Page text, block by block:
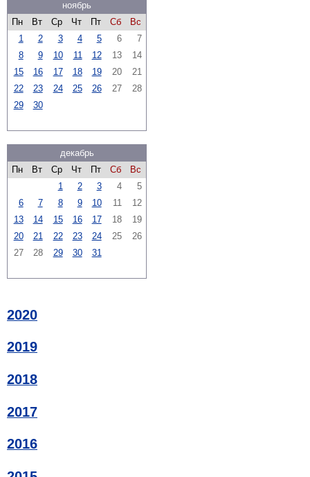
ноябрь
Пн
Вт Ср Чт Пт Сб
Вс
1
2 3 4 5 6
7
8
9 10 11 12 13
14
15
16 17 18 19 20
21
22
23 24 25 26 27
28
29
30
декабрь
Пн
Вт Ср Чт Пт Сб
Вс
1
2 3 4
5
6
7 8 9 10 11
12
13
14 15 16 17 18
19
20
21 22 23 24 25
26
27
28 29 30 31
2020
2019
2018
2017
2016